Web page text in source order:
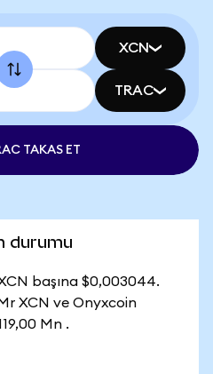
XCN
TRAC
TAKAS ET
durumu
başına $0,003044.
XCN ve Onyxcoin
Mn .